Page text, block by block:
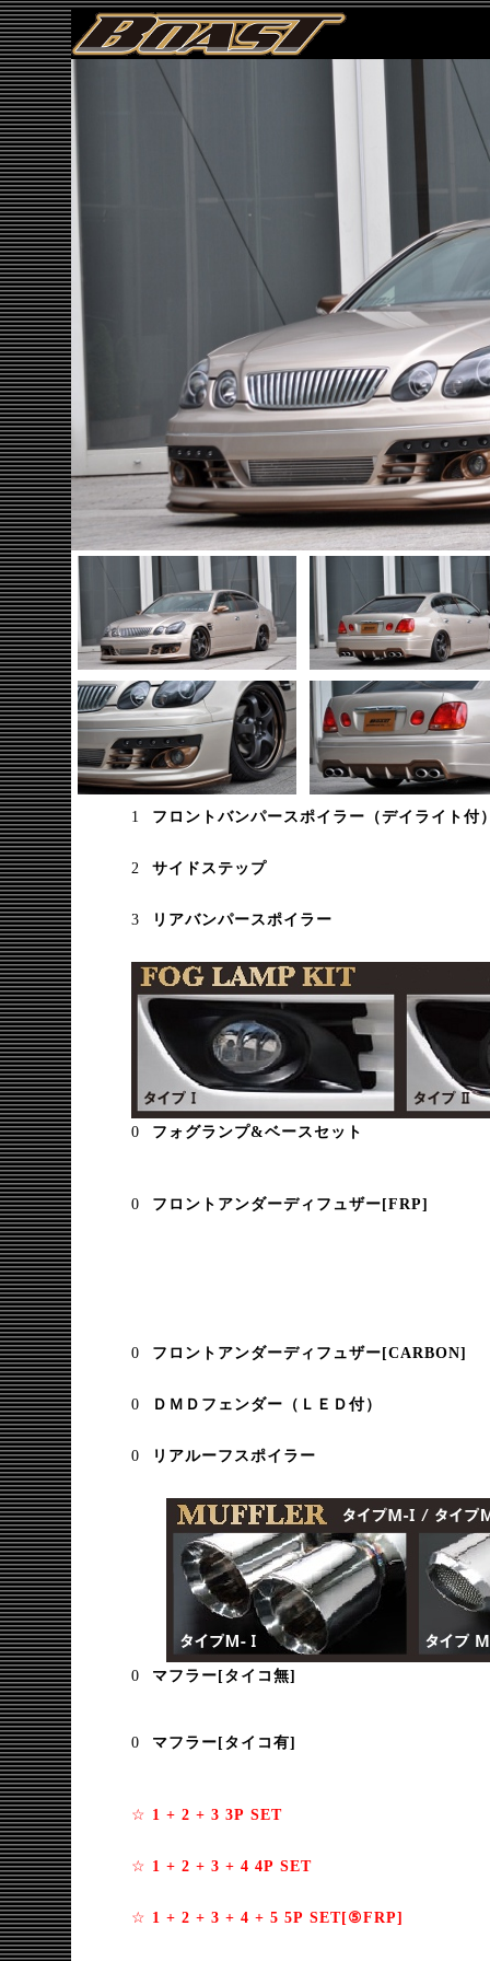
フロントバンパースポイラー（デイライト付
サイドステップ
リアバンパースポイラー
フォグランプ&ベースセット
フロントアンダーディフュザー[FRP]
フロントアンダーディフュザー[CARBON]
ＤＭＤフェンダー（ＬＥＤ付）
リアルーフスポイラー
マフラー[タイコ無]
マフラー[タイコ有]
☆ 1 + 2 + 3 3P SET
☆ 1 + 2 + 3 + 4 4P SET
☆ 1 + 2 + 3 + 4 + 5 5P SET[⑤FRP]